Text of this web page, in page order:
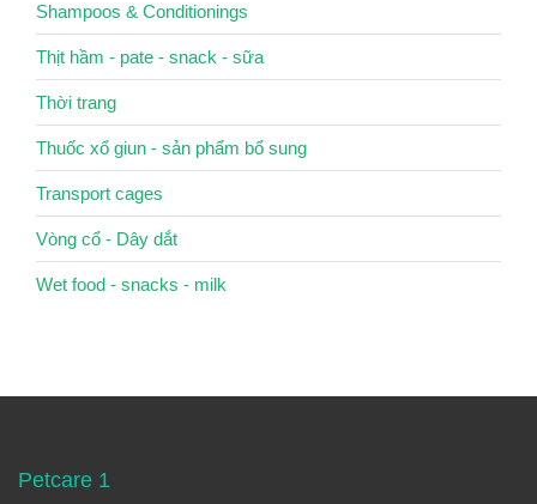
Shampoos & Conditionings
Thịt hầm - pate - snack - sữa
Thời trang
Thuốc xổ giun - sản phẩm bổ sung
Transport cages
Vòng cổ - Dây dắt
Wet food - snacks - milk
Petcare 1